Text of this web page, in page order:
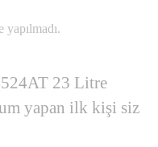
23 Litre
yapan ilk kişi siz